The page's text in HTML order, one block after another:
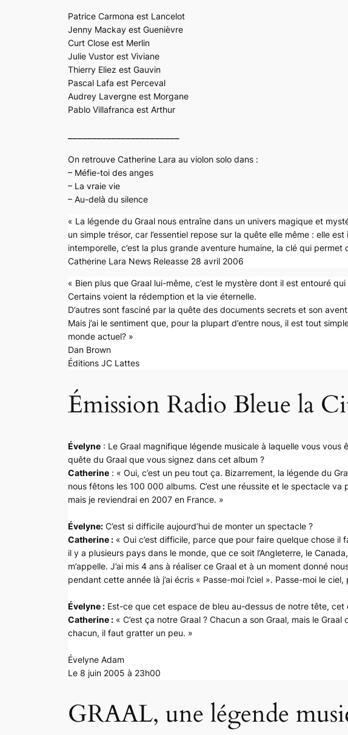
Patrice Carmona est Lancelot
Jenny Mackay est Guenièvre
Curt Close est Merlin
Julie Vustor est Viviane
Thierry Eliez est Gauvin
Pascal Lafa est Perceval
Audrey Lavergne est Morgane
Pablo Villafranca est Arthur
On retrouve Catherine Lara au violon solo dans :
– Méfie-toi des anges
– La vraie vie
– Au-delà du silence
« La légende du Graal nous entraîne dans un univers magique et
un simple trésor, car l’essentiel repose sur la quête elle même : elle
intemporelle, c’est la plus grande aventure humaine, la clé qui permet
Catherine Lara News Releasse 28 avril 2006
« Bien plus que Graal lui-même, c’est le mystère dont il est entouré
Certains voient la rédemption et la vie éternelle.
D’autres sont fasciné par la quête des documents secrets et son
Mais j’ai le sentiment que, pour la plupart d’entre nous, il est tout
monde actuel? »
Dan Brown
Éditions JC Lattes
Émission Radio Bleue la
Évelyne : Le Graal magnifique légende musicale à laquelle vous
quête du Graal que vous signez dans cet album ?
Catherine : « Oui, c’est un peu tout ça. Bizarrement, la légende du
nous fêtons les 100 000 albums. C’est une réussite et le spectacle va
mais je reviendrai en 2007 en France. »
Évelyne: C’est si difficile aujourd’hui de monter un spectacle ?
Catherine : « Oui c’est difficile, parce que pour faire quelque chose il
il y a plusieurs pays dans le monde, que ce soit l’Angleterre, le
m’appelle. J’ai mis 4 ans à réaliser ce Graal et à un moment donné
pendant cette année là j’ai écris « Passe-moi l’ciel ». Passe-moi le
Évelyne : Est-ce que cet espace de bleu au-dessus de notre tête,
Catherine : « C’est ça notre Graal ? Chacun a son Graal, mais le
chacun, il faut gratter un peu. »
Évelyne Adam
Le 8 juin 2005 à 23h00
GRAAL, une légende